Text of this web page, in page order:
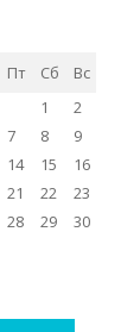
Пт Сб
Вс
1
2
7 8
9
14 15
16
21 22
23
28 29
30